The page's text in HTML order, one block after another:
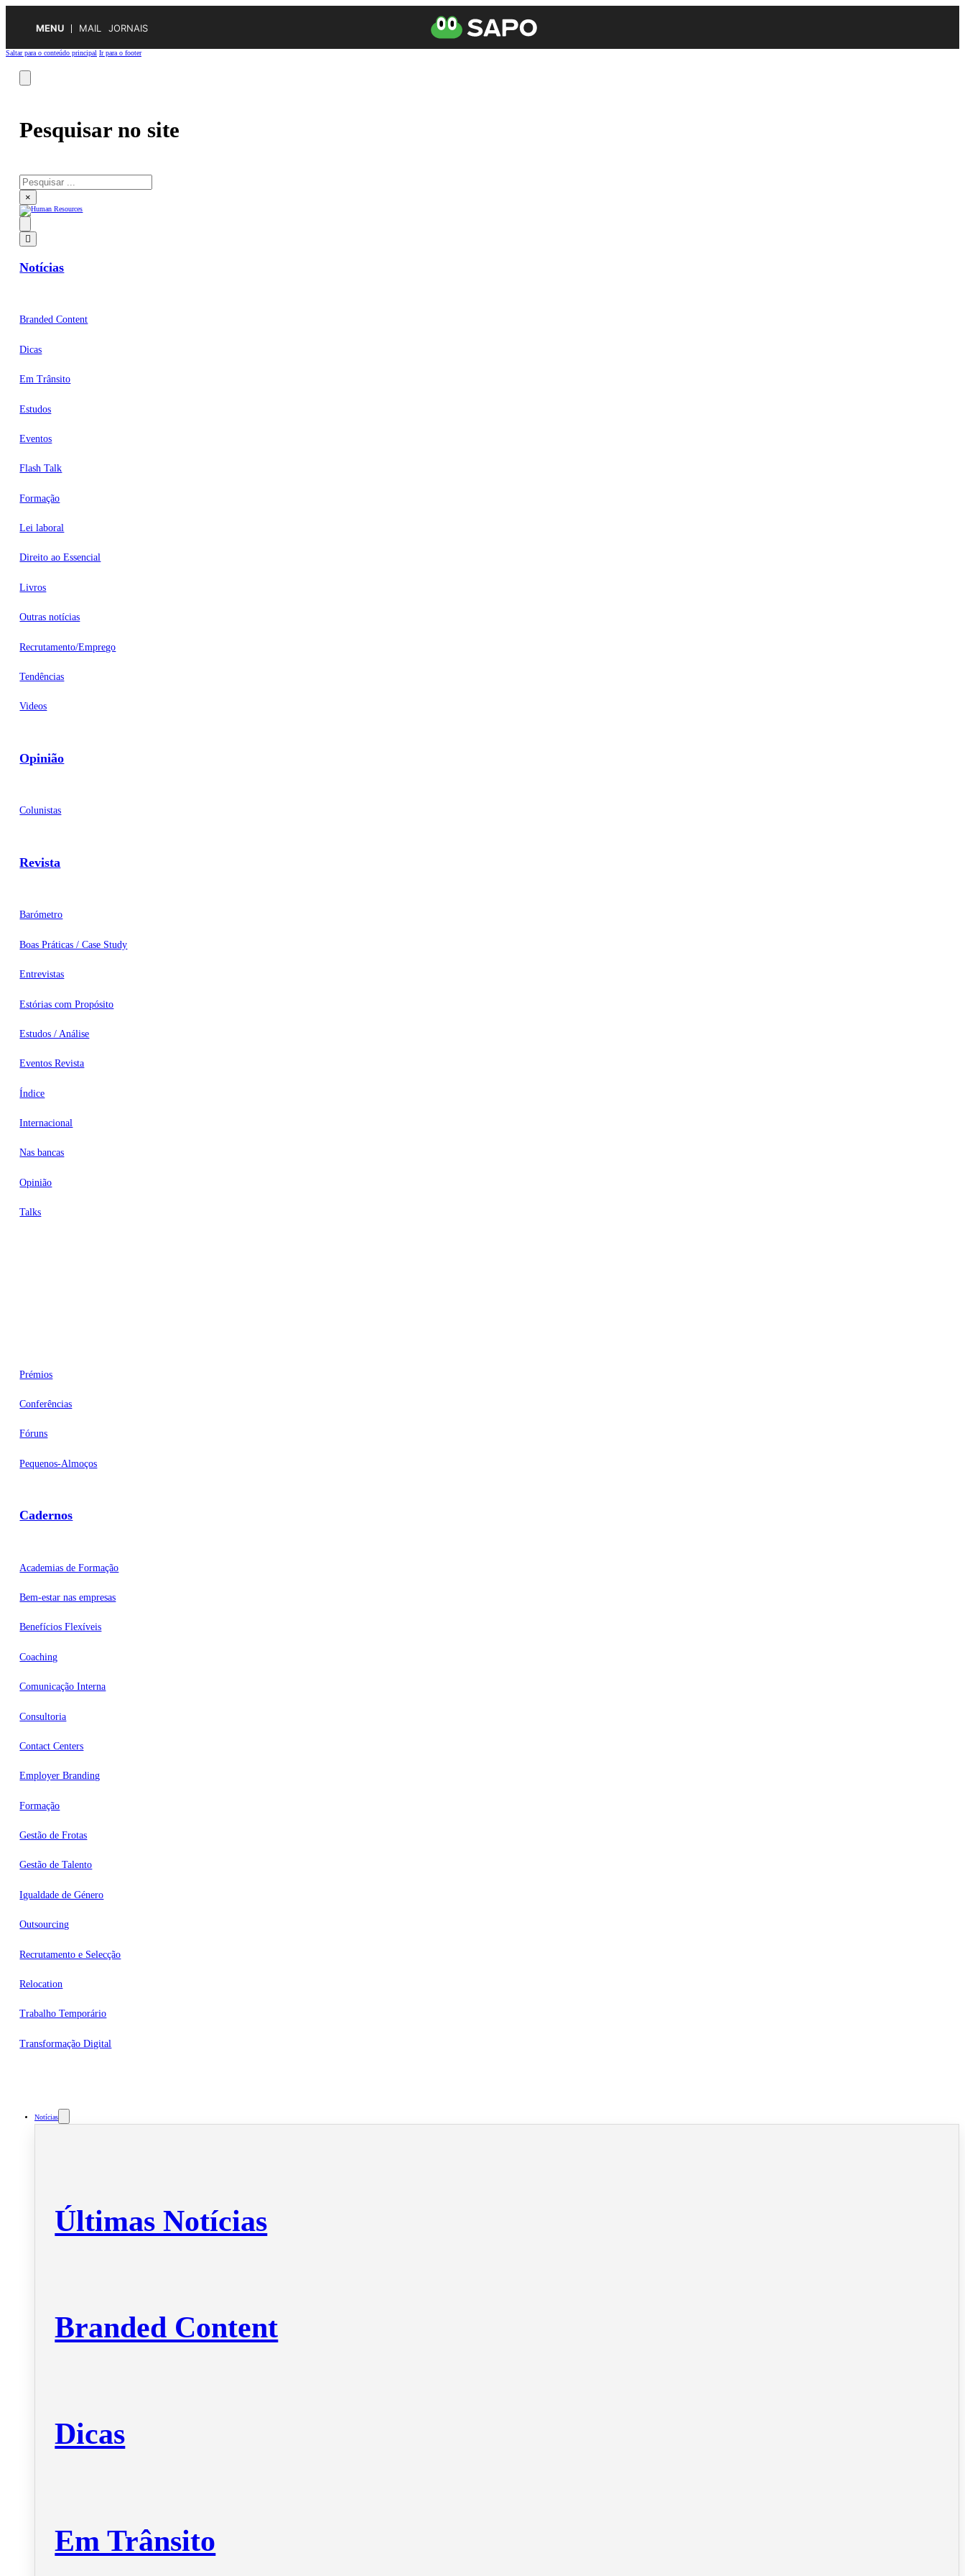
MENU MAIL JORNAIS
Saltar para o conteúdo principal Ir para o footer
Pesquisar no site
Pesquisar
×
Notícias
Branded Content
Dicas
Em Trânsito
Estudos
Eventos
Flash Talk
Formação
Lei laboral
Direito ao Essencial
Livros
Outras notícias
Recrutamento/Emprego
Tendências
Videos
Opinião
Colunistas
Revista
Barómetro
Boas Práticas / Case Study
Entrevistas
Estórias com Propósito
Estudos / Análise
Eventos Revista
Índice
Internacional
Nas bancas
Opinião
Talks
Prémios
Conferências
Fóruns
Pequenos-Almoços
Cadernos
Academias de Formação
Bem-estar nas empresas
Benefícios Flexíveis
Coaching
Comunicação Interna
Consultoria
Contact Centers
Employer Branding
Formação
Gestão de Frotas
Gestão de Talento
Igualdade de Género
Outsourcing
Recrutamento e Selecção
Relocation
Trabalho Temporário
Transformação Digital
Notícias
Últimas Notícias
Branded Content
Dicas
Em Trânsito